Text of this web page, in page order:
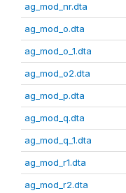
ag_mod_nr.dta
ag_mod_o.dta
ag_mod_o_1.dta
ag_mod_o2.dta
ag_mod_p.dta
ag_mod_q.dta
ag_mod_q_1.dta
ag_mod_r1.dta
ag_mod_r2.dta